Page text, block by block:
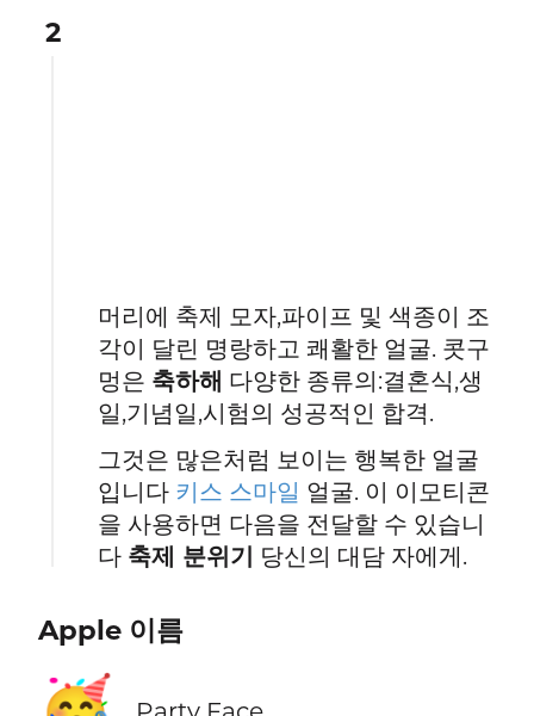
2
머리에 축제 모자,파이프 및 색종이 조
각이 달린 명랑하고 쾌활한 얼굴. 콧구
멍은 축하해 다양한 종류의:결혼식,생
일,기념일,시험의 성공적인 합격.
그것은 많은처럼 보이는 행복한 얼굴
입니다 키스 스마일 얼굴. 이 이모티콘
을 사용하면 다음을 전달할 수 있습니
다 축제 분위기 당신의 대담 자에게.
Apple 이름